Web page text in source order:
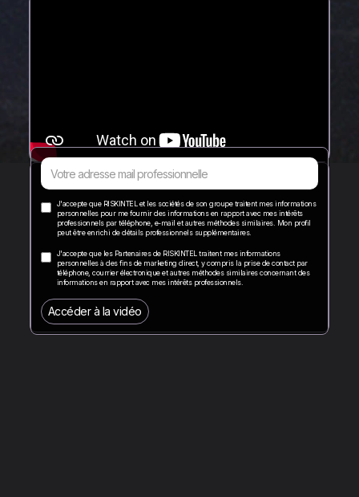
J'accepte que RISKINTEL et les sociétés de son groupe traitent mes informations
personnelles pour me fournir des informations en rapport avec mes intérêts
professionnels par téléphone, e-mail et autres méthodes similaires. Mon profil
peut être enrichi de détails professionnels supplémentaires.
J'accepte que les Partenaires de RISKINTEL traitent mes informations
personnelles à des fins de marketing direct, y compris la prise de contact par
téléphone, courrier électronique et autres méthodes similaires concernant des
informations en rapport avec mes intérêts professionnels.